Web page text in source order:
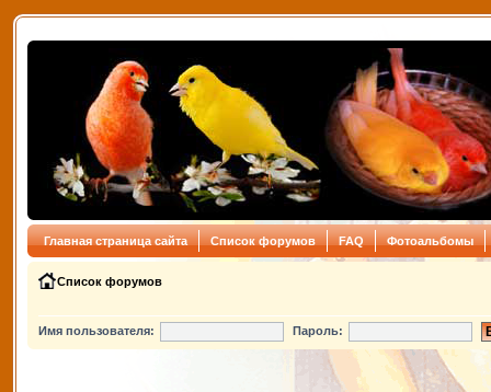
Главная страница сайта Список форумов FAQ Фотоальбомы
Список форумов
Имя пользователя: Пароль: